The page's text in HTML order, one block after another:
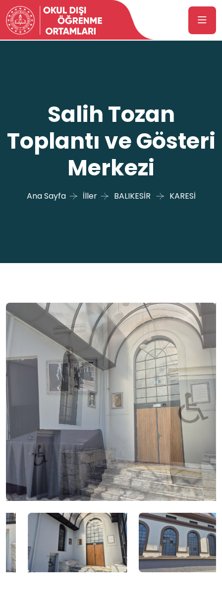
Salih Tozan
Toplantı ve Gösteri
Merkezi
Ana Sayfa İller BALIKESİR KARESİ